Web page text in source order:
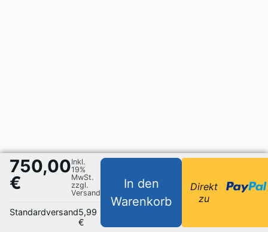
750,00
€
Inkl.
19%
MwSt.
zzgl.
Versand
Standardversand5,99
€
In den
Warenkorb
Direkt
zu